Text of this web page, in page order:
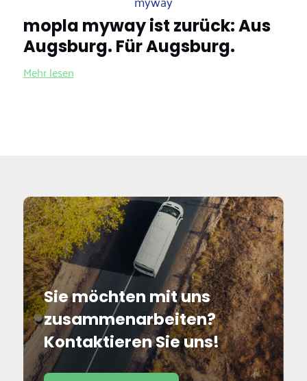
mopla myway ist zurück: Aus
Augsburg. Für Augsburg.
Mehr lesen
Sie möchten mit uns
zusammen­arbeiten?
Kontaktieren Sie uns!